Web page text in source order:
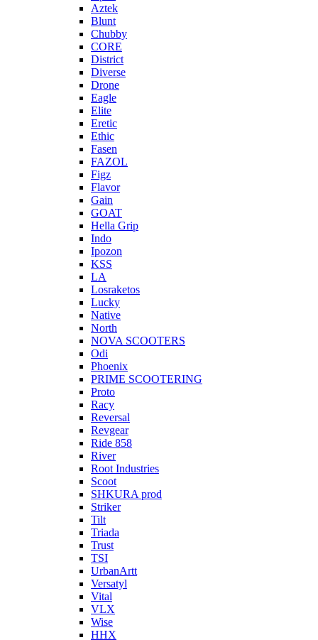
Aztek
Blunt
Chubby
CORE
District
Diverse
Drone
Eagle
Elite
Eretic
Ethic
Fasen
FAZOL
Figz
Flavor
Gain
GOAT
Hella Grip
Indo
Ipozon
KSS
LA
Losraketos
Lucky
Native
North
NOVA SCOOTERS
Odi
Phoenix
PRIME SCOOTERING
Proto
Racy
Reversal
Revgear
Ride 858
River
Root Industries
Scoot
SHKURA рrоd
Striker
Tilt
Triada
Trust
TSI
UrbanArtt
Versatyl
Vital
VLX
Wise
ННХ